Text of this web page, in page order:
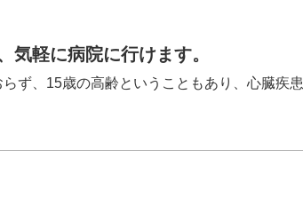
気軽に病院に行けます。
ず、15歳の高齢ということもあり、心臓疾